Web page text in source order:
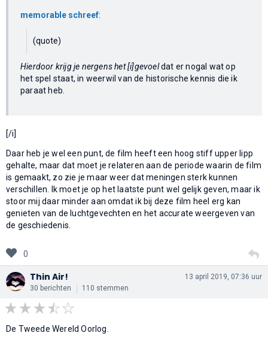
memorable schreef:
(quote)
Hierdoor krijg je nergens het [i]gevoeldat er nogal wat op
het spel staat, in weerwil van de historische kennis die ik
paraat heb.
[/i]
Daar heb je wel een punt, de film heeft een hoog stiff upper lipp
gehalte, maar dat moet je relateren aan de periode waarin de film
is gemaakt, zo zie je maar weer dat meningen sterk kunnen
verschillen. Ik moet je op het laatste punt wel gelijk geven, maar ik
stoor mij daar minder aan omdat ik bij deze film heel erg kan
genieten van de luchtgevechten en het accurate weergeven van
de geschiedenis.
0
Thin Air!
30 berichten 110 stemmen
13 april 2019, 07:36 uur
De Tweede Wereld Oorlog.